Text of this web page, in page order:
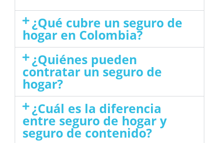
¿Qué cubre un seguro de
hogar en Colombia?
¿Quiénes pueden
contratar un seguro de
hogar?
¿Cuál es la diferencia
entre seguro de hogar y
seguro de contenido?